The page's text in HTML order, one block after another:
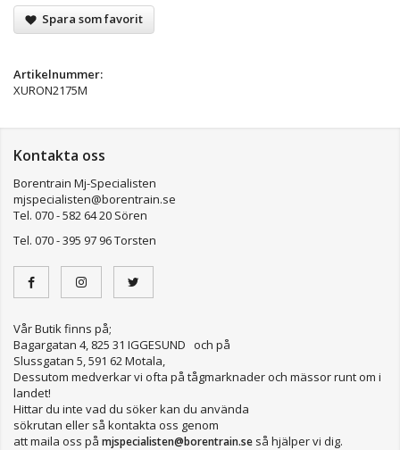
Spara som favorit
Artikelnummer:
XURON2175M
Kontakta oss
Borentrain Mj-Specialisten
mjspecialisten@borentrain.se
Tel. 070 - 582 64 20 Sören
Tel. 070 - 395 97 96 Torsten
Vår Butik finns på;
Bagargatan 4, 825 31 IGGESUND och på
Slussgatan 5, 591 62 Motala,
Dessutom medverkar vi ofta på tågmarknader och mässor runt om i
landet!
Hittar du inte vad du söker kan du använda
sökrutan eller så kontakta oss genom
att maila oss på mjspecialisten@borentrain.se så hjälper vi dig.